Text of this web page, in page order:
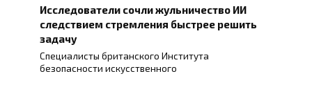
Исследователи сочли жульничество ИИ
следствием стремления быстрее решить
задачу
Специалисты британского Института
безопасности искусственного